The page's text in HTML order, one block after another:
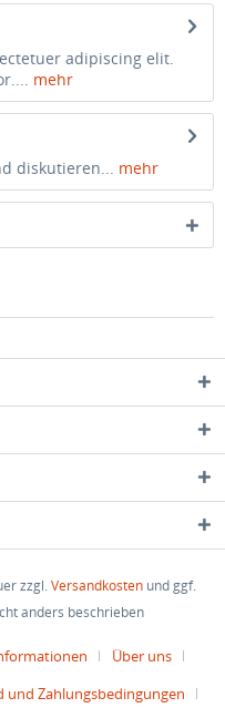
adipiscing elit.
mehr
diskutieren... mehr
zzgl.Versandkosten und ggf.
anders beschrieben
Über uns
und Zahlungsbedingungen